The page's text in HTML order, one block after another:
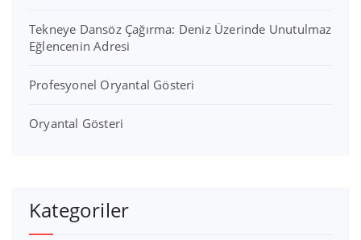
Tekneye Dansöz Çağırma: Deniz Üzerinde Unutulmaz
Eğlencenin Adresi
Profesyonel Oryantal Gösteri
Oryantal Gösteri
Kategoriler